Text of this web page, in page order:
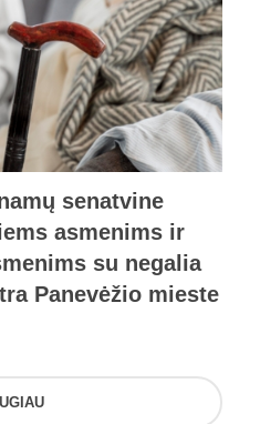
senatvine
asmenims ir
su negalia
Panevėžio mieste